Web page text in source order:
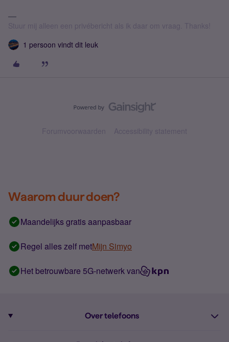
Stuur mij alleen een privébericht als ik daar om vraag. Thanks!
1 persoon vindt dit leuk
Forumvoorwaarden Accessibility statement
Waarom duur doen?
Maandelijks gratis aanpasbaar
Regel alles zelf metMijn Simyo
Het betrouwbare 5G-netwerk van
Over telefoons